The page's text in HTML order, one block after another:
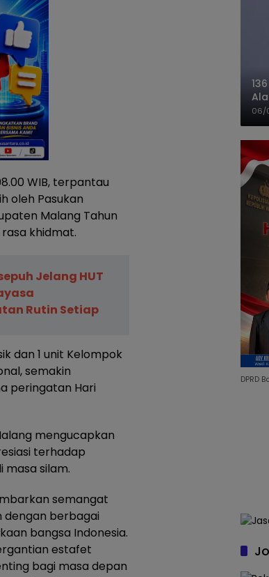
WIB, terpantau
oleh Pasukan
Malang Tahun
khidmat.
Jelang HUT
Rutin Setiap
dan 1 unit Kelompok
semakin
peringatan Hari
mengucapkan
terhadap
silam.
semangat
dengan berbagai
bangsa Indonesia.
estafet
bagi masa depan
06/
DPRD